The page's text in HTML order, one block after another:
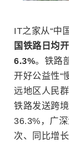
IT之家从“中
国铁路日均
6.3%。铁路
开好公益性“
远地区人民
铁路发送跨
36.3%，广
次、同比增